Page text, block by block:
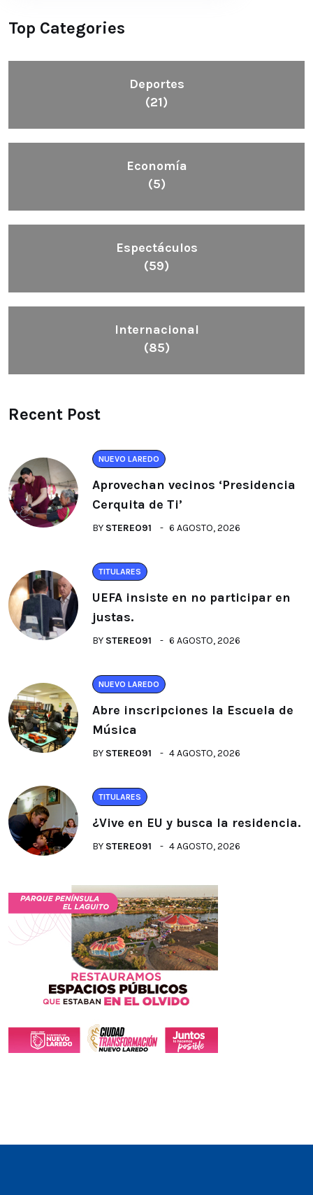
Top Categories
Deportes
(21)
Economía
(5)
Espectáculos
(59)
Internacional
(85)
Recent Post
NUEVO LAREDO
Aprovechan vecinos ‘Presidencia
Cerquita de Ti’
BY STEREO91 6 AGOSTO, 2026
TITULARES
UEFA insiste en no participar en
justas.
BY STEREO91 6 AGOSTO, 2026
NUEVO LAREDO
Abre inscripciones la Escuela de
Música
BY STEREO91 4 AGOSTO, 2026
TITULARES
¿Vive en EU y busca la residencia.
BY STEREO91 4 AGOSTO, 2026